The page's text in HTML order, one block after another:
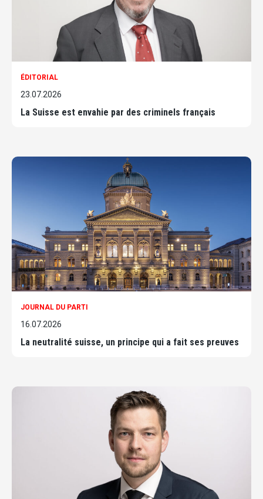
ÉDITORIAL
23.07.2026
La Suisse est envahie par des criminels français
JOURNAL DU PARTI
16.07.2026
La neutralité suisse, un principe qui a fait ses preuves